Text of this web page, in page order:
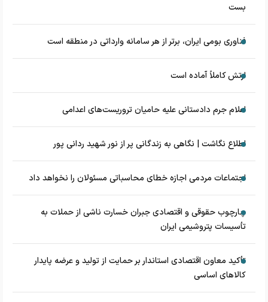
بست
فناوری بومی ایران، برتر از هر سامانه وارداتی در منطقه است
ارتش کاملاً آماده است
اعلام جرم دادستانی علیه حامیان تروریست‌های اعدامی
اطلاع نگاشت | نگاهی به زندگانی پر از نور شهید ردانی پور
اجتماعات مردمی اجازه خطای محاسباتی مسئولان را نخواهد داد
چارچوب حقوقی و اقتصادی جبران خسارت ناشی از حملات به
تأسیسات پتروشیمی ایران
تأکید معاون اقتصادی استاندار بر حمایت از تولید و عرضه پایدار
کالاهای اساسی